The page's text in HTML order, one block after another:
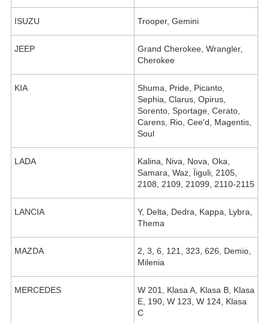
ISUZU Trooper, Gemini
JEEP
Grand Cherokee, Wrangler,
Cherokee
KIA
Shuma, Pride, Picanto,
Sephia, Clarus, Opirus,
Sorento, Sportage, Cerato,
Carens, Rio, Cee'd, Magentis,
Soul
LADA
Kalina, Niva, Nova, Oka,
Samara, Waz, Їiguli, 2105,
2108, 2109, 21099, 2110-2115
LANCIA
Y, Delta, Dedra, Kappa, Lybra,
Thema
MAZDA
2, 3, 6, 121, 323, 626, Demio,
Milenia
MERCEDES
W 201, Klasa A, Klasa B, Klasa
E, 190, W 123, W 124, Klasa
C